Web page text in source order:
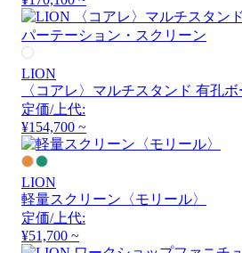
LION
〈コアレ〉マルチスタンド 有孔
定価/上代:
¥154,700 ~
LION
軽量スクリーン〈モリール〉
定価/上代:
¥51,700 ~